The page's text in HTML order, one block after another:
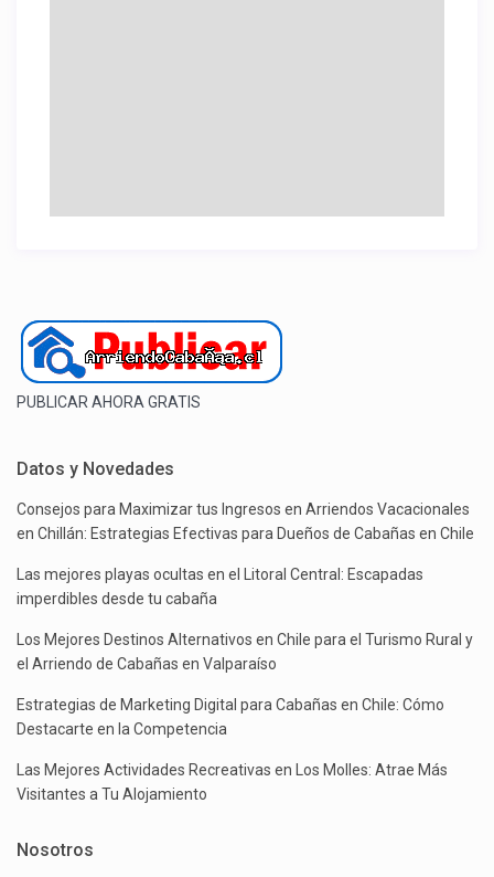
PUBLICAR AHORA GRATIS
Datos y Novedades
Consejos para Maximizar tus Ingresos en Arriendos Vacacionales
en Chillán: Estrategias Efectivas para Dueños de Cabañas en Chile
Las mejores playas ocultas en el Litoral Central: Escapadas
imperdibles desde tu cabaña
Los Mejores Destinos Alternativos en Chile para el Turismo Rural y
el Arriendo de Cabañas en Valparaíso
Estrategias de Marketing Digital para Cabañas en Chile: Cómo
Destacarte en la Competencia
Las Mejores Actividades Recreativas en Los Molles: Atrae Más
Visitantes a Tu Alojamiento
Nosotros